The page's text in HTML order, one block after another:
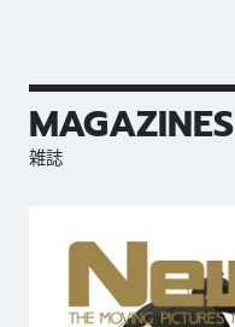
MAGAZINES
雑誌